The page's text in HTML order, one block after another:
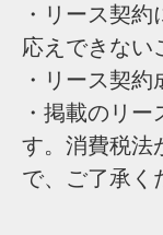
・リース契
応えできない
・リース契約
・掲載のリ
す。消費税法
で、ご了承く